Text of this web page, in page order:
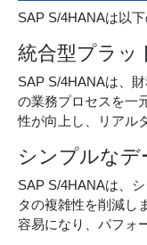
SAP S/4HANAは以
統合型プラッ
SAP S/4HANAは、
の業務プロセスを一
性が向上し、リアル
シンプルなデ
SAP S/4HANAは、
タの複雑性を削減し
容易になり、パフォ